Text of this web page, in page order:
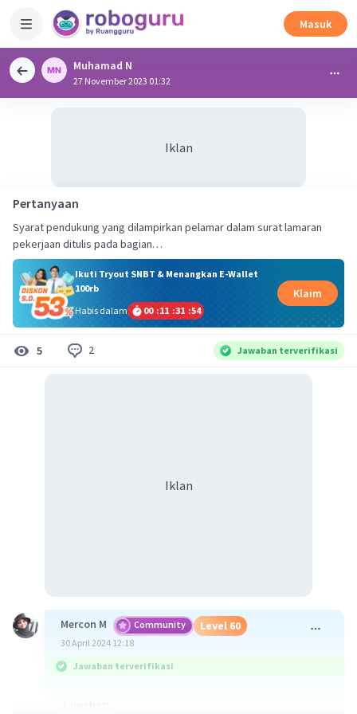
Masuk
Muhamad N
27 November 2023 01:32
Iklan
Pertanyaan
Syarat pendukung yang dilampirkan pelamar dalam surat lamaran
pekerjaan ditulis pada bagian…
Ikuti Tryout SNBT & Menangkan E-Wallet
100rb
Habis dalam
00 :11 :31 :54
Klaim
5 2 Jawaban terverifikasi
Iklan
Mercon M Community Level 60
30 April 2024 12:18
Jawaban terverifikasi